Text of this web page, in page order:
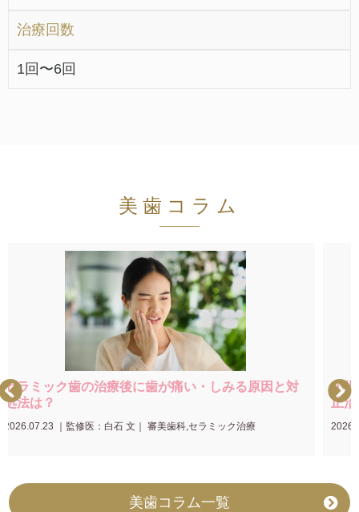
治療回数
1回〜6回
美歯コラム
セラミック歯の治療後に歯が痛い・しみる原因と対
処法は？
2026.07.23 監修医：白石 文 ｜ 審美歯科,セラミック治療
小
正
美歯コラム一覧